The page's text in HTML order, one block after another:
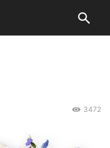
3472